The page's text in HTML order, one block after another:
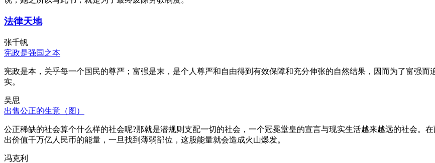
法律天地
张千帆
宪政是强国之本
宪政是本，关乎每一个国民的尊严；富强是末，是个人尊严和自由得到有效保障和充分伸张的自然结果，因而为了富强
实。
吴思
出售公正的生意（图）
公正稀缺的社会算个什么样的社会呢?那就是潜规则支配一切的社会，一个冠冕堂皇的宣言与现实生活越来越远的社会。
出价值千万亿人民币的能量，一旦找到薄弱部位，这股能量就会造成火山爆发。
冯克利